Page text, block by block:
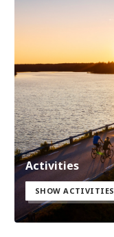
Activities
SHOW ACTIVITIES